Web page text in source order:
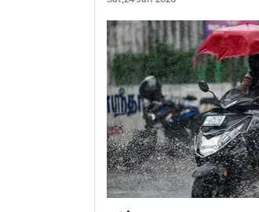
ஆசிரியர்களுக்கு ஜாக்பாட்!